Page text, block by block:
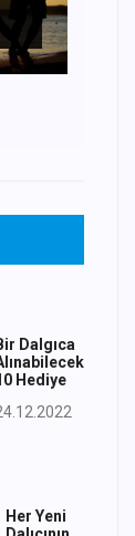
Dalgıca
Hediye
Her Yeni